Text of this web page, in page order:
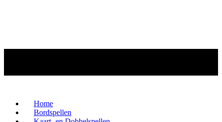
Home
Bordspellen